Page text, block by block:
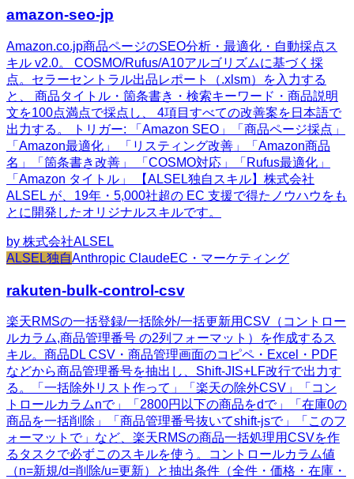
amazon-seo-jp
Amazon.co.jp商品ページのSEO分析・最適化・自動採点ス
キル v2.0。 COSMO/Rufus/A10アルゴリズムに基づく採
点。セラーセントラル出品レポート（.xlsm）を入力する
と、 商品タイトル・箇条書き・検索キーワード・商品説明
文を100点満点で採点し、 4項目すべての改善案を日本語で
出力する。 トリガー: 「Amazon SEO」「商品ページ採点」
「Amazon最適化」 「リスティング改善」「Amazon商品
名」「箇条書き改善」 「COSMO対応」「Rufus最適化」
「Amazon タイトル」 【ALSEL独自スキル】株式会社
ALSEL が、19年・5,000社超の EC 支援で得たノウハウをも
とに開発したオリジナルスキルです。
by 株式会社ALSEL
ALSEL独自Anthropic ClaudeEC・マーケティング
rakuten-bulk-control-csv
楽天RMSの一括登録/一括除外/一括更新用CSV（コントロー
ルカラム,商品管理番号 の2列フォーマット）を作成するス
キル。商品DL CSV・商品管理画面のコピペ・Excel・PDF
などから商品管理番号を抽出し、Shift-JIS+LF改行で出力す
る。「一括除外リスト作って」「楽天の除外CSV」「コン
トロールカラムnで」「2800円以下の商品をdで」「在庫0の
商品を一括削除」「商品管理番号抜いてshift-jsで」「このフ
ォーマットで」など、楽天RMSの商品一括処理用CSVを作
るタスクで必ずこのスキルを使う。コントロールカラム値
（n=新規/d=削除/u=更新）と抽出条件（全件・価格・在庫・